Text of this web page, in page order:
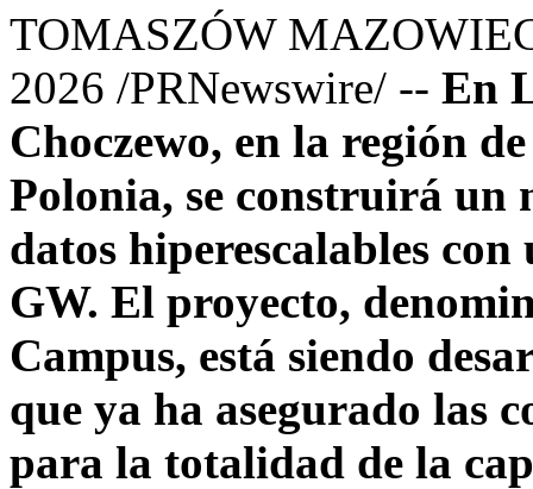
TOMASZÓW
2026 /PRNewswire/ -- En
Choczewo, en la región
Polonia, se construirá un
datos hiperescalables
GW. El proyecto,
Campus, está siendo
que ya ha asegurado las
para la totalidad de la